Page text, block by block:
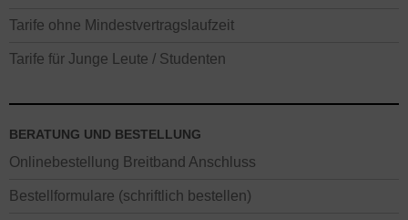
Tarife ohne Mindestvertragslaufzeit
Tarife für Junge Leute / Studenten
BERATUNG UND BESTELLUNG
Onlinebestellung Breitband Anschluss
Bestellformulare (schriftlich bestellen)